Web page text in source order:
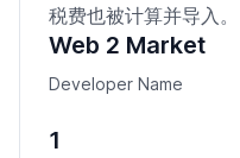
税费也被计算并导入。
Web 2 Market
Developer Name
1